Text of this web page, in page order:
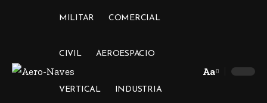
MILITAR COMERCIAL
CIVIL AEROESPACIO
VERTICAL INDUSTRIA
Font
Aa